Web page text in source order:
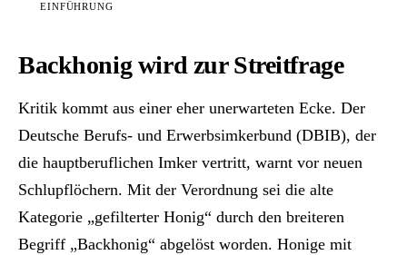
EINFÜHRUNG
Backhonig wird zur Streitfrage
Kritik kommt aus einer eher unerwarteten Ecke. Der
Deutsche Berufs- und Erwerbsimkerbund (DBIB), der
die hauptberuflichen Imker vertritt, warnt vor neuen
Schlupflöchern. Mit der Verordnung sei die alte
Kategorie „gefilterter Honig“ durch den breiteren
Begriff „Backhonig“ abgelöst worden. Honige mit